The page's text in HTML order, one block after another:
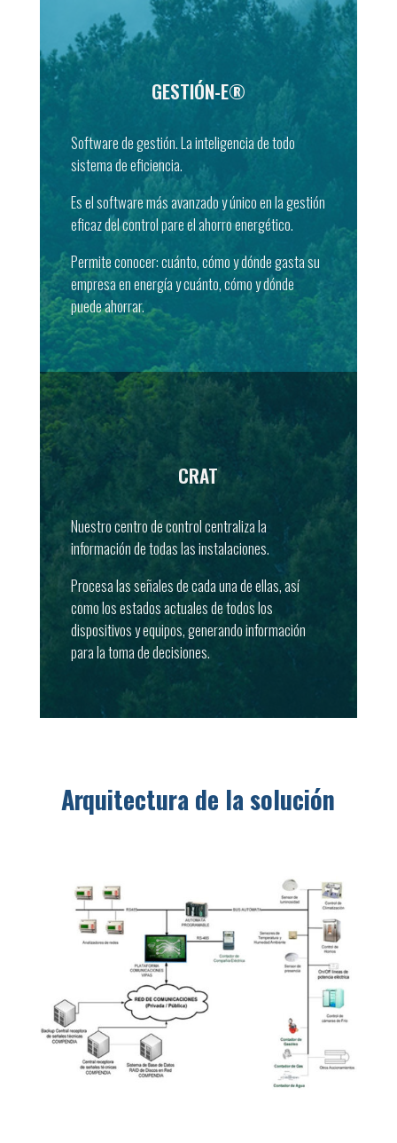
GESTIÓN-E®
Software de gestión. La inteligencia de todo
sistema de eficiencia.
Es el software más avanzado y único en la gestión
eficaz del control pare el ahorro energético.
Permite conocer: cuánto, cómo y dónde gasta su
empresa en energía y cuánto, cómo y dónde
puede ahorrar.
GESTIÓN-E®
DESCARGAR
CRAT
Nuestro centro de control centraliza la
información de todas las instalaciones.
Procesa las señales de cada una de ellas, así
como los estados actuales de todos los
dispositivos y equipos, generando información
para la toma de decisiones.
CRAT
DESCARGAR
Arquitectura de la solución